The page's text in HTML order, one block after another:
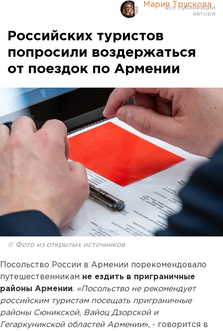
Мария Трускова
Российских туристов
попросили воздержаться
от поездок по Армении
© Фото из открытых источников
Посольство России в Армении порекомендовало
путешественникам не ездить в приграничные
районы Армении. «Посольство не рекомендует
российским туристам посещать приграничные
районы Сюникской, Вайоц Дзорской и
Гегаркуникской областей Армении», - говорится в